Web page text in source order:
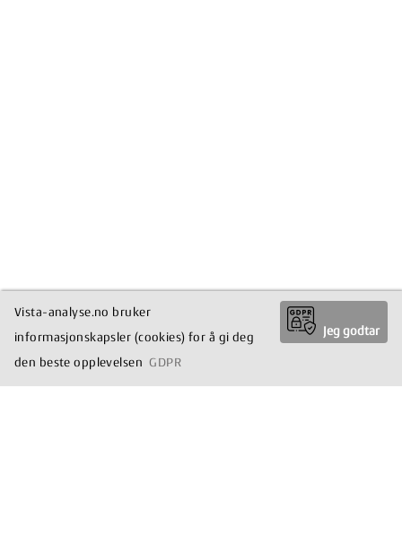
© 2026 Vista Forskning
Jeg godtar
Vista-analyse.no bruker
informasjonskapsler (cookies) for å gi deg
den beste opplevelsen GDPR